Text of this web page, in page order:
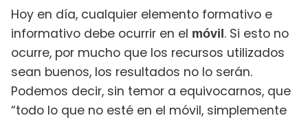
Hoy en día, cualquier elemento formativo e
informativo debe ocurrir en el móvil . Si esto no
ocurre, por mucho que los recursos utilizados
sean buenos, los resultados no lo serán.
Podemos decir, sin temor a equivocarnos, que
“todo lo que no esté en el móvil, simplemente